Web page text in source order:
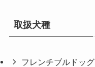
取扱犬種
フレンチブルドッグ